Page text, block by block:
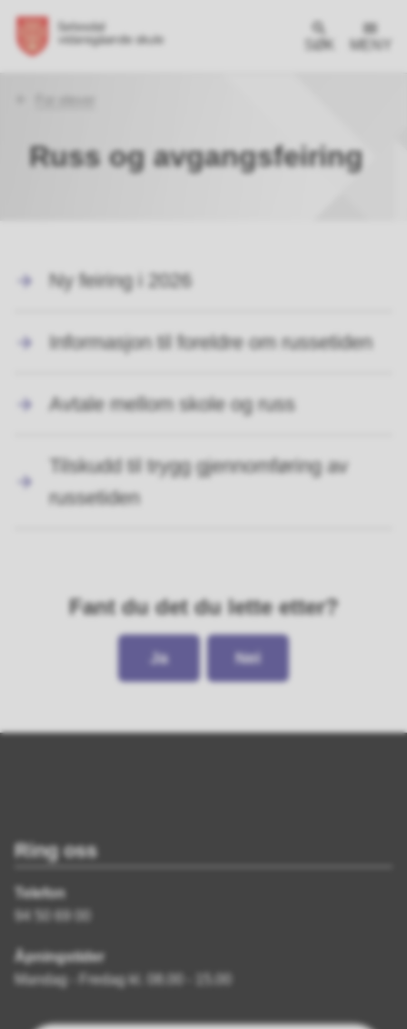
SØK MENY
Russ og avgangsfeiring
Ny feiring i 2026
Informasjon til foreldre om russetiden
Avtale mellom skole og russ
Tilskudd til trygg gjennomføring av
russetiden
Fant du det du lette etter?
Ja Nei
Ring oss
Telefon
94 50 69 00
Åpningstider
Mandag - Fredag kl. 08.00 - 15.00